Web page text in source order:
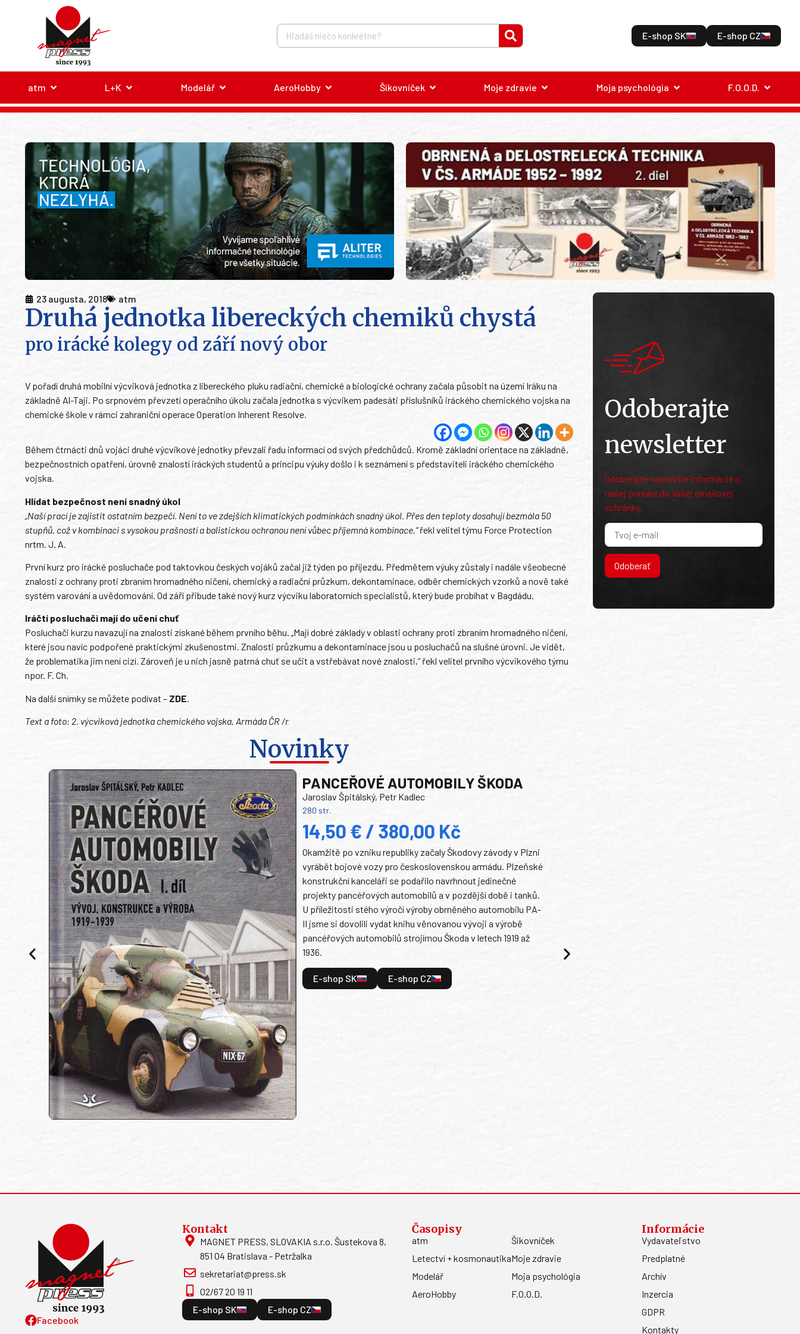
E-shop SK E-shop CZ
atm L+K Modelář AeroHobby Šikovníček Moje zdravie Moja psychológia F.O.O.D.
23 augusta, 2018 atm
Druhá jednotka libereckých chemiků chystá
pro irácké kolegy od září nový obor
V pořadí druhá mobilní výcviková jednotka z libereckého pluku radiační, chemické a biologické ochrany začala působit na území Iráku na
základně Al-Taji. Po srpnovém převzetí operačního úkolu začala jednotka s výcvikem padesáti příslušníků iráckého chemického vojska na
chemické škole v rámci zahraniční operace Operation Inherent Resolve.
Během čtrnácti dnů vojáci druhé výcvikové jednotky převzali řadu informací od svých předchůdců. Kromě základní orientace na základně,
bezpečnostních opatření, úrovně znalostí iráckých studentů a principu výuky došlo i k seznámení s představiteli iráckého chemického
vojska.
Hlídat bezpečnost není snadný úkol
„Naší prací je zajistit ostatním bezpečí. Není to ve zdejších klimatických podmínkách snadný úkol. Přes den teploty dosahují bezmála 50
stupňů, což v kombinaci s vysokou prašností a balistickou ochranou není vůbec příjemná kombinace,“řekl velitel týmu Force Protection
nrtm. J. A.
První kurz pro irácké posluchače pod taktovkou českých vojáků začal již týden po příjezdu. Předmětem výuky zůstaly i nadále všeobecné
znalosti z ochrany proti zbraním hromadného ničení, chemický a radiační průzkum, dekontaminace, odběr chemických vzorků a nově také
systém varování a uvědomování. Od září přibude také nový kurz výcviku laboratorních specialistů, který bude probíhat v Bagdádu.
Iráčtí posluchači mají do učení chuť
Posluchači kurzu navazují na znalosti získané během prvního běhu. „Mají dobré základy v oblasti ochrany proti zbraním hromadného ničení,
které jsou navíc podpořené praktickými zkušenostmi. Znalosti průzkumu a dekontaminace jsou u posluchačů na slušné úrovni. Je vidět,
že problematika jim není cizí. Zároveň je u nich jasně patrná chuť se učit a vstřebávat nové znalosti,“ řekl velitel prvního výcvikového týmu
npor. F. Ch.
Na další snímky se můžete podívat – ZDE
Text a foto: 2. výcviková jednotka chemického vojska, Armáda ČR /r
Novinky
PANCEŘOVÉ AUTOMOBILY ŠKODA
Jaroslav Špitálský, Petr Kadlec
280 str.
14,50 € / 380,00 Kč
Okamžitě po vzniku republiky začaly Škodovy závody v Plzni
vyrábět bojové vozy pro československou armádu. Plzeňské
konstrukční kanceláři se podařilo navrhnout jedinečné
projekty pancéřových automobilů a v pozdější době i tanků.
U příležitosti stého výročí výroby obrněného automobilu PA-
II jsme si dovolili vydat knihu věnovanou vývoji a výrobě
pancéřových automobilů strojírnou Škoda v letech 1919 až
1936.
E-shop SK E-shop CZ
Odoberajte
newsletter
Odoberajte najnovšie informácie o
našej ponuke do Vašej emailovej
schránky.
Odoberať
Facebook
Kontakt
MAGNET PRESS, SLOVAKIA s.r.o. Šustekova 8,
851 04 Bratislava - Petržalka
sekretariat@press.sk
02/67 20 19 11
E-shop SK
E-shop CZ
Časopisy
atm
Letectví + kosmonautika
Modelář
AeroHobby
Šikovníček
Moje zdravie
Moja psychológia
F.O.O.D.
Informácie
Vydavateľstvo
Predplatné
Archív
Inzercia
GDPR
Kontakty